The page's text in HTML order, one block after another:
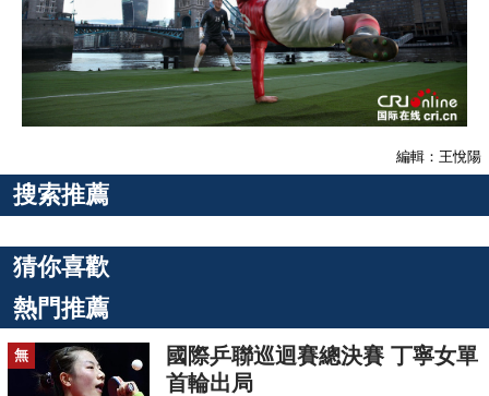
編輯：王悅陽
搜索推薦
猜你喜歡
熱門推薦
無
國際乒聯巡迴賽總決賽 丁寧女單
首輪出局